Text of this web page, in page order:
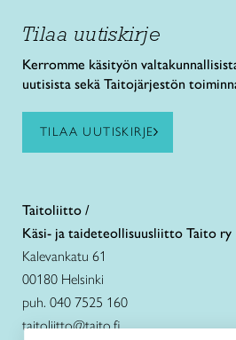
Tilaa uutiskirje
Kerromme käsityön
uutisista sekä Taitojärjestön
TILAA UUTISKIRJE
Taitoliitto /
Käsi- ja taideteollisuusliitto Taito ry
Kalevankatu 61
00180 Helsinki
puh. 040 7525 160
taitoliitto@taito.fi